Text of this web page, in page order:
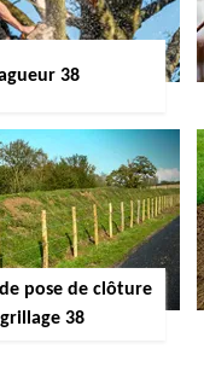
38
pose de clôture
38